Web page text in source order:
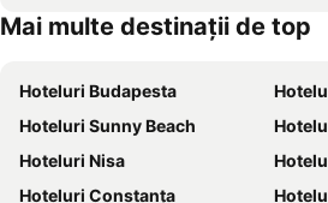
Hoteluri Thassos
Mai multe destinații de top
Hoteluri Budapesta
Hoteluri Sunny Beach
Hoteluri Nisa
Hoteluri Constanța